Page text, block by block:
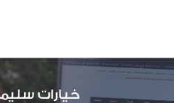
خيارات